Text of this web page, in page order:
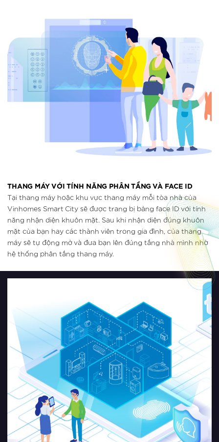
THANG MÁY VỚI TÍNH NĂNG PHÂN TẦNG VÀ FACE ID
Tại thang máy hoặc khu vực thang máy mỗi tòa nhà của
Vinhomes Smart City sẽ được trang bị bảng face ID với tính
năng nhận diện khuôn mặt. Sau khi nhận diện đúng khuôn
mặt của bạn hay các thành viên trong gia đình, của thang
máy sẽ tự động mở và đưa bạn lên đúng tầng nhà mình nhờ
hệ thống phân tầng thang máy.